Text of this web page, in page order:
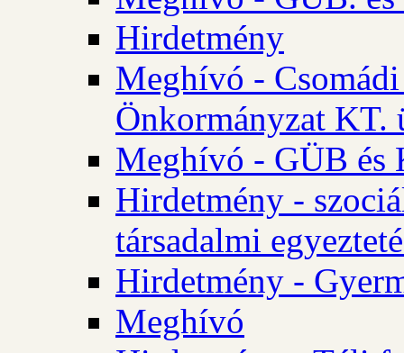
Hirdetmény
Meghívó -
Önkormányzat KT.
Meghívó - GÜB és
Hirdetmény -
társadalmi
Hirdetmény -
Meghívó